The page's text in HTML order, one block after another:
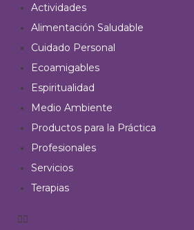
Actividades
Alimentación Saludable
Cuidado Personal
Ecoamigables
Espiritualidad
Medio Ambiente
Productos para la Práctica
Profesionales
Servicios
Terapias